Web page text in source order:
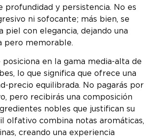
profundidad y persistencia. No es
ni sofocante; más bien, se
piel con elegancia, dejando una
pero memorable.
posiciona en la gama media-alta de
lo que significa que ofrece una
precio equilibrada. No pagarás por
pero recibirás una composición
nobles que justifican su
olfativo combina notas aromáticas,
creando una experiencia